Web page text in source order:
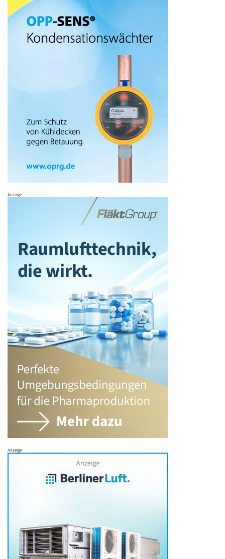
Anzeige
Anzeige